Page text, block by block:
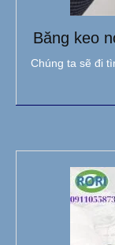
Băng keo
Chúng ta sẽ đi